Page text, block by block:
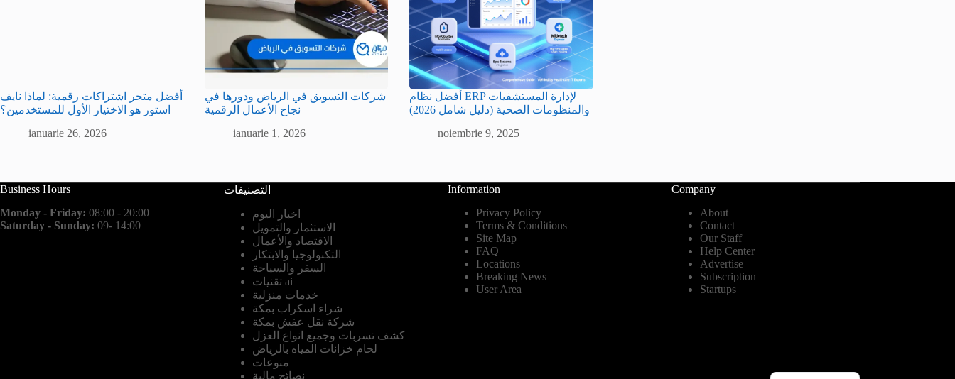
أفضل متجر اشتراكات رقمية: لماذا نايف
استور هو الاختيار الأول للمستخدمين؟
ianuarie 26, 2026
شركات التسويق في الرياض ودورها في
نجاح الأعمال الرقمية
ianuarie 1, 2026
أفضل نظام ERP لإدارة المستشفيات
والمنظومات الصحية (دليل شامل 2026)
noiembrie 9, 2025
Business Hours
Monday - Friday: 08:00 - 20:00
Saturday - Sunday: 09- 14:00
التصنيفات
اخبار اليوم
الاستثمار والتمويل
الاقتصاد والأعمال
التكنولوجيا والابتكار
السفر والسياحة
تقنيات ai
خدمات منزلية
شراء اسكراب بمكة
شركة نقل عفش بمكة
كشف تسربات وجميع انواع العزل
لحام خزانات المياه بالرياض
منوعات
نصائح مالية
Information
Privacy Policy
Terms & Conditions
Site Map
FAQ
Locations
Breaking News
User Area
Company
About
Contact
Our Staff
Help Center
Advertise
Subscription
Startups